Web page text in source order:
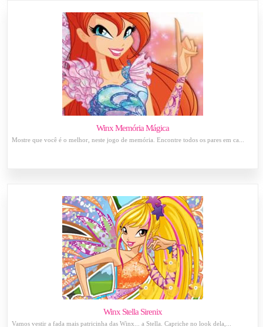
Winx Memória Mágica
Mostre que você é o melhor, neste jogo de memória. Encontre todos os pares em ca...
Winx Stella Sirenix
Vamos vestir a fada mais patricinha das Winx... a Stella. Capriche no look dela,...